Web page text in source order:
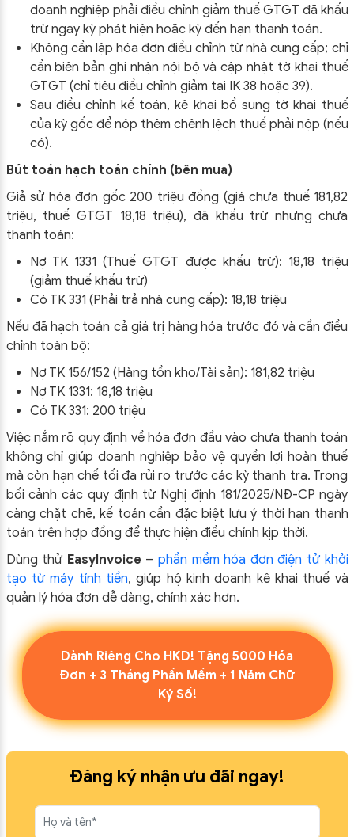
doanh nghiệp phải điều chỉnh giảm thuế GTGT đã khấu
trừ ngay kỳ phát hiện hoặc kỳ đến hạn thanh toán.
Không cần lập hóa đơn điều chỉnh từ nhà cung cấp; chỉ
cần biên bản ghi nhận nội bộ và cập nhật tờ khai thuế
GTGT (chỉ tiêu điều chỉnh giảm tại IK 38 hoặc 39).
Sau điều chỉnh kế toán, kê khai bổ sung tờ khai thuế
của kỳ gốc để nộp thêm chênh lệch thuế phải nộp (nếu
có).
Bút toán hạch toán chính (bên mua)
Giả sử hóa đơn gốc 200 triệu đồng (giá chưa thuế 181,82
triệu, thuế GTGT 18,18 triệu), đã khấu trừ nhưng chưa
thanh toán:
Nợ TK 1331 (Thuế GTGT được khấu trừ): 18,18 triệu
(giảm thuế khấu trừ)
Có TK 331 (Phải trả nhà cung cấp): 18,18 triệu
Nếu đã hạch toán cả giá trị hàng hóa trước đó và cần điều
chỉnh toàn bộ:
Nợ TK 156/152 (Hàng tồn kho/Tài sản): 181,82 triệu
Nợ TK 1331: 18,18 triệu
Có TK 331: 200 triệu
Việc nắm rõ quy định về hóa đơn đầu vào chưa thanh toán
không chỉ giúp doanh nghiệp bảo vệ quyền lợi hoàn thuế
mà còn hạn chế tối đa rủi ro trước các kỳ thanh tra. Trong
bối cảnh các quy định từ Nghị định 181/2025/NĐ-CP ngày
càng chặt chẽ, kế toán cần đặc biệt lưu ý thời hạn thanh
toán trên hợp đồng để thực hiện điều chỉnh kịp thời.
Dùng thử EasyInvoice – phần mềm hóa đơn điện tử khởi
tạo từ máy tính tiền, giúp hộ kinh doanh kê khai thuế và
quản lý hóa đơn dễ dàng, chính xác hơn.
Dành Riêng Cho HKD! Tặng 5000 Hóa
Đơn + 3 Tháng Phần Mềm + 1 Năm Chữ
Ký Số!
Đăng ký nhận ưu đãi ngay!